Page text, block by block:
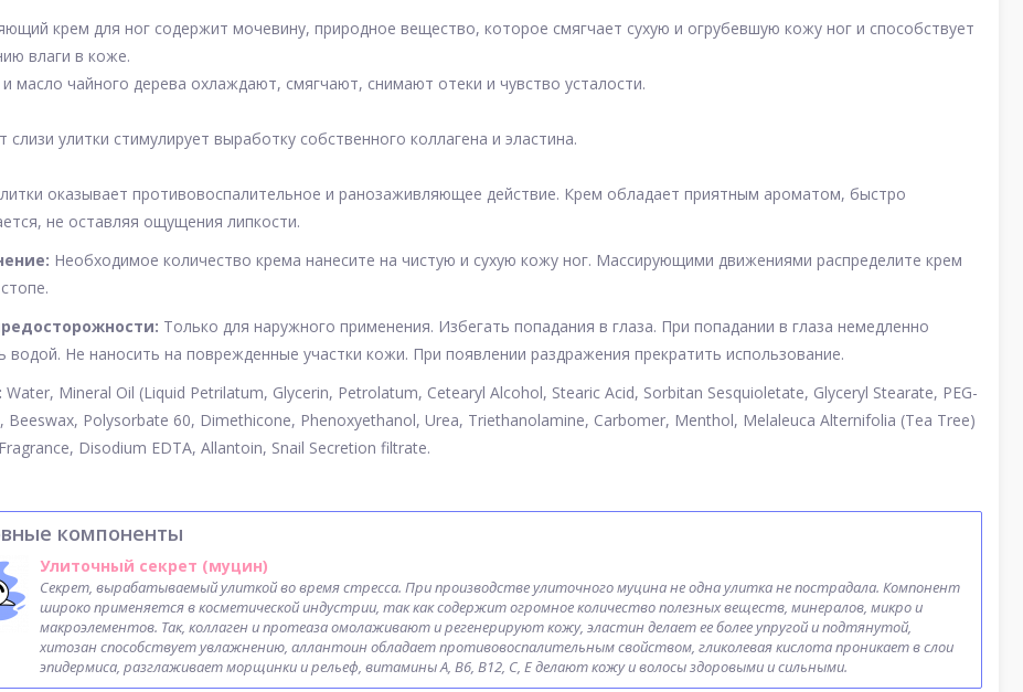
крем для ног содержит мочевину, природное вещество, которое смягчает сухую и огрубевшую кожу ног и способствует
влаги в коже.
масло чайного дерева охлаждают, смягчают, снимают отеки и чувство усталости.
слизи улитки стимулирует выработку собственного коллагена и эластина.
оказывает противовоспалительное и ранозаживляющее действие. Крем обладает приятным ароматом, быстро
не оставляя ощущения липкости.
Необходимое количество крема нанесите на чистую и сухую кожу ног. Массирующими движениями распределите крем
Только для наружного применения. Избегать попадания в глаза. При попадании в глаза немедленно
водой. Не наносить на поврежденные участки кожи. При появлении раздражения прекратить использование.
Water, Mineral Oil (Liquid Petrilatum, Glycerin, Petrolatum, Cetearyl Alcohol, Stearic Acid, Sorbitan Sesquioletate, Glyceryl Stearate, PEG-
Beeswax, Polysorbate 60, Dimethicone, Phenoxyethanol, Urea, Triethanolamine, Carbomer, Menthol, Melaleuca Alternifolia (Tea Tree)
Disodium EDTA, Allantoin, Snail Secretion filtrate.
компоненты
Улиточный секрет (муцин)
Секрет, вырабатываемый улиткой во время стресса. При производстве улиточного муцина не одна улитка не пострадала. Компонент
широко применяется в косметической индустрии, так как содержит огромное количество полезных веществ, минералов, микро и
макроэлементов. Так, коллаген и протеаза омолаживают и регенерируют кожу, эластин делает ее более упругой и подтянутой,
хитозан способствует увлажнению, аллантоин обладает противовоспалительным свойством, гликолевая кислота проникает в слои
эпидермиса, разглаживает морщинки и рельеф, витамины А, В6, В12, С, Е делают кожу и волосы здоровыми и сильными.